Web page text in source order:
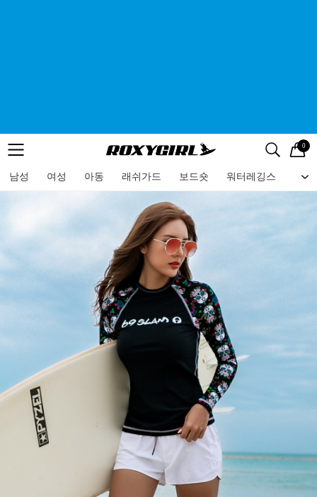
메뉴 검색
로고 0
남성 여성 아동 래쉬가드 보드숏 워터레깅스 비
메뉴